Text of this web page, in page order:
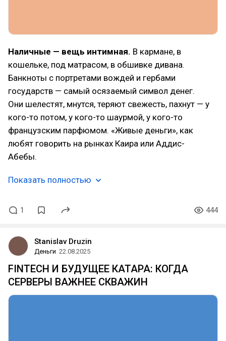
Наличные — вещь интимная. В кармане, в
кошельке, под матрасом, в обшивке дивана.
Банкноты с портретами вождей и гербами
государств — самый осязаемый символ денег.
Они шелестят, мнутся, теряют свежесть, пахнут — у
кого-то потом, у кого-то шаурмой, у кого-то
французским парфюмом. «Живые деньги», как
любят говорить на рынках Каира или Аддис-
Абебы.
Показать полностью
1 444
Stanislav Druzin
Деньги 22.08.2025
FINTECH И БУДУЩЕЕ КАТАРА: КОГДА
СЕРВЕРЫ ВАЖНЕЕ СКВАЖИН